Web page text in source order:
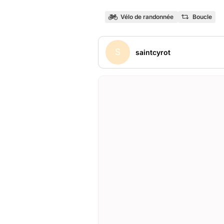
Vélo de randonnée Boucle
S saintcyrot